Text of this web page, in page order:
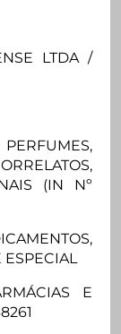
LTDA /
(IN Nº
ESPECIAL
E